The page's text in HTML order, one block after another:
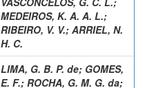
MEDEIROS, K. A. A. L.;
RIBEIRO, V. V.; ARRIEL, N.
H. C.
LIMA, G. B. P. de; GOMES,
E. F.; ROCHA, G. M. G. da;